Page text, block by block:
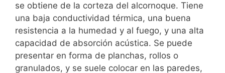
se obtiene de la corteza del alcornoque. Tiene
una baja conductividad térmica, una buena
resistencia a la humedad y al fuego, y una alta
capacidad de absorción acústica. Se puede
presentar en forma de planchas, rollos o
granulados, y se suele colocar en las paredes,